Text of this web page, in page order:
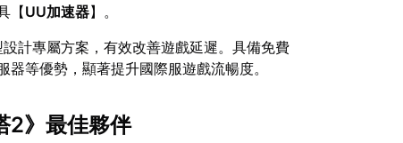
【UU加速器】。
計專屬方案，有效改善遊戲延遲。具備免費
等優勢，顯著提升國際服遊戲流暢度。
2》最佳夥伴